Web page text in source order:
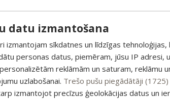
SKU:
4751013961784
Categories: Anti-
datu izmantošana
izmantojam sīkdatnes un līdzīgas
personas datus, piemēram, jūsu IP adresi,
reklāmām un saturam, reklāmu
uzlabošanai. Trešo pušu piegādātāji (1725)
izmantojot precīzus ģeolokācijas datus un
un saņem īpašu
pasūtījumam.
piedāvājumiem